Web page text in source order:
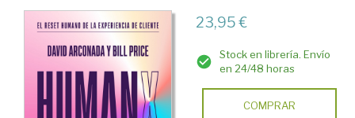
23,95 €
Stock en librería. Envío
en 24/48 horas
COMPRAR